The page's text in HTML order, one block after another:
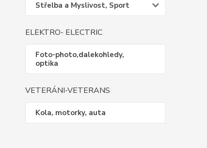
Střelba a Myslivost, Sport
ELEKTRO- ELECTRIC
Foto-photo,dalekohledy,
optika
VETERÁNI-VETERANS
Kola, motorky, auta